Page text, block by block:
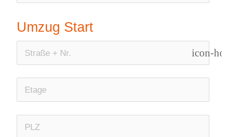
Umzug Start
icon-